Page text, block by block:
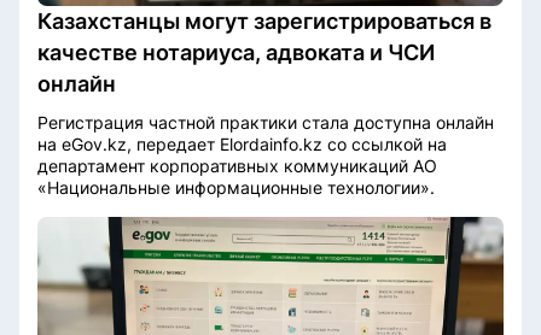
Казахстанцы могут зарегистрироваться в
качестве нотариуса, адвоката и ЧСИ
онлайн
Регистрация частной практики стала доступна онлайн
на eGov.kz, передает Elordainfo.kz со ссылкой на
департамент корпоративных коммуникаций АО
«Национальные информационные технологии».